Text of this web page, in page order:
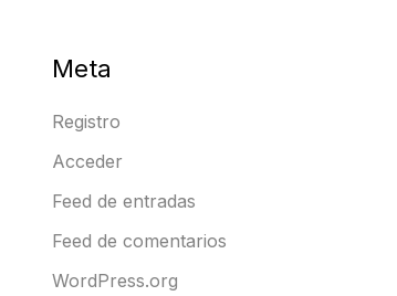
Meta
Registro
Acceder
Feed de entradas
Feed de comentarios
WordPress.org